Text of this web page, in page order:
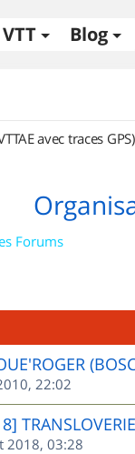
Blog
avec traces GPS)
Forums
22:02
2018, 03:28